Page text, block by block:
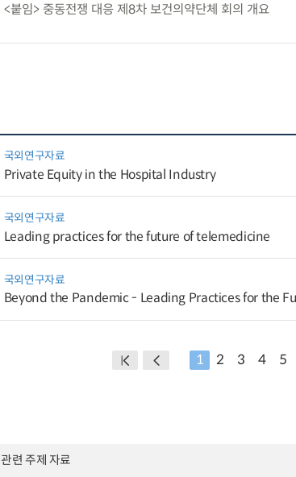
<붙임> 중동전쟁 대응 제8차 보건의약단체 회의 개요
국외연구자료
Private Equity in the Hospital Industry
국외연구자료
Leading practices for the future of telemedicine
국외연구자료
Beyond the Pandemic - Leading Practices for the
1 2 3 4 5
관련 주제 자료